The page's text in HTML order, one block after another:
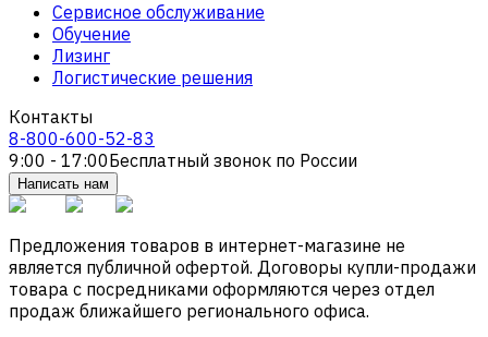
Сервисное обслуживание
Обучение
Лизинг
Логистические решения
Контакты
8-800-600-52-83
9:00 - 17:00Бесплатный звонок по России
Написать нам
Предложения товаров в интернет-магазине не
является публичной офертой. Договоры купли-продажи
товара с посредниками оформляются через отдел
продаж ближайшего регионального офиса.